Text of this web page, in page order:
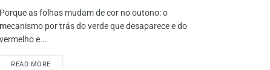
Porque as folhas mudam de cor no outono: o
mecanismo por trás do verde que desaparece e do
vermelho e...
READ MOREDETAILS